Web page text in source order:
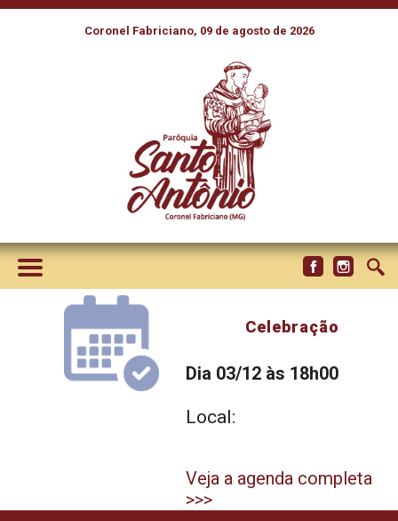
Coronel Fabriciano, 09 de agosto de 2026
Celebração
Dia 03/12 às 18h00
Local:
Veja a agenda completa
>>>